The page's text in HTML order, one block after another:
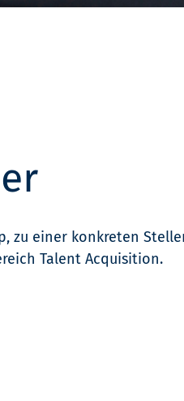
zu einer konkreten
Talent Acquisition.